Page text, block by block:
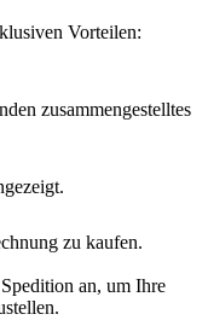
Vorteilen:
zusammengestelltes
zu kaufen.
an, um Ihre